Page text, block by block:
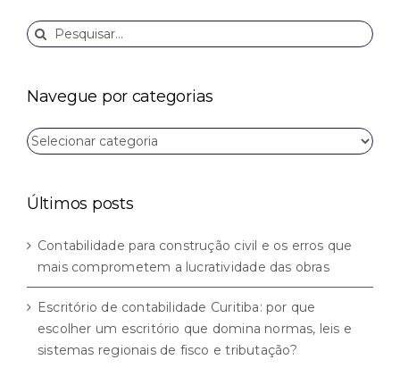
Buscar
resultados
Navegue por categorias
Navegue
por
Últimos posts
Contabilidade para construção civil e os erros que
mais comprometem a lucratividade das obras
Escritório de contabilidade Curitiba: por que
escolher um escritório que domina normas, leis e
sistemas regionais de fisco e tributação?